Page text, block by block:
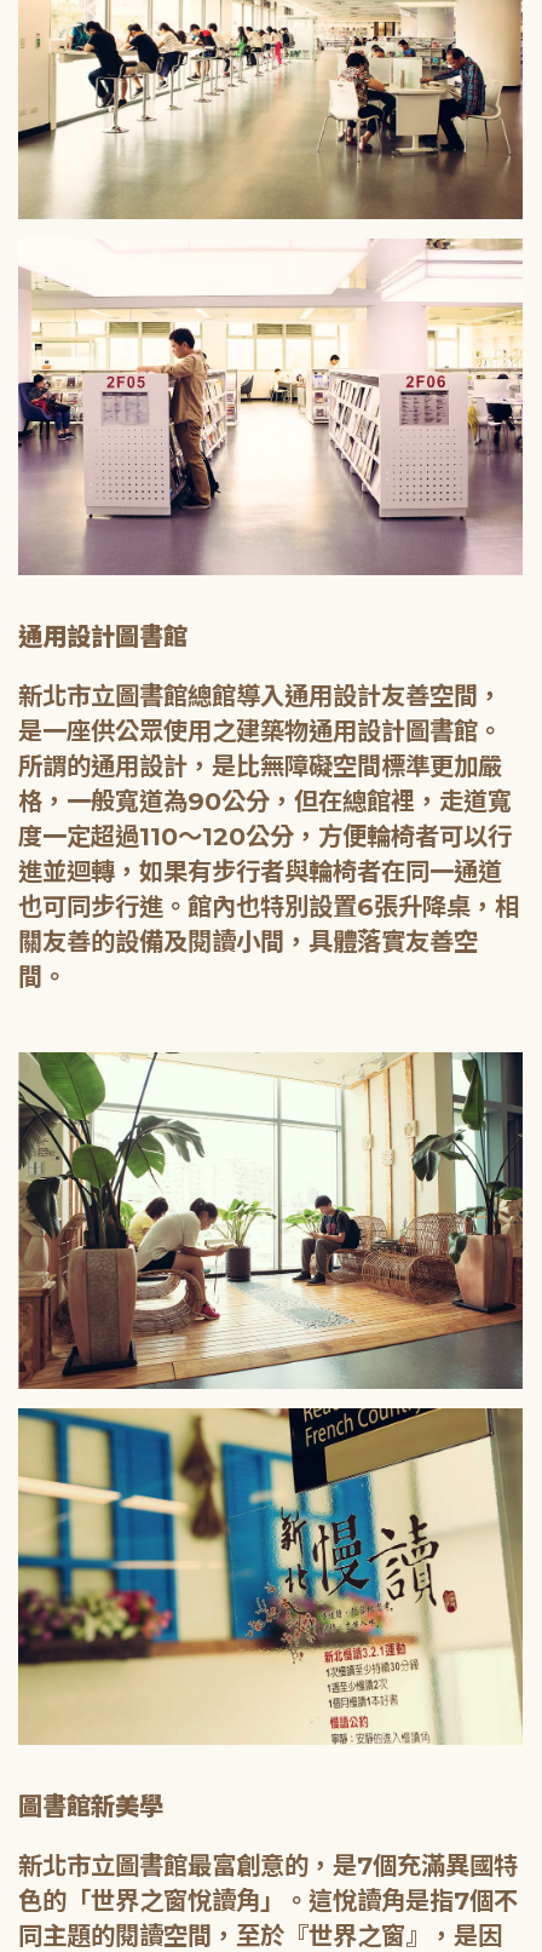
通用設計圖書館
新北市立圖書館總館導入通用設計友善空間，
是一座供公眾使用之建築物通用設計圖書館。
所謂的通用設計，是比無障礙空間標準更加嚴
格，一般寬道為90公分，但在總館裡，走道寬
度一定超過110～120公分，方便輪椅者可以行
進並迴轉，如果有步行者與輪椅者在同一通道
也可同步行進。館內也特別設置6張升降桌，相
關友善的設備及閱讀小間，具體落實友善空
間。
圖書館新美學
新北市立圖書館最富創意的，是7個充滿異國特
色的「世界之窗悅讀角」。這悅讀角是指7個不
同主題的閱讀空間，至於『世界之窗』，是因